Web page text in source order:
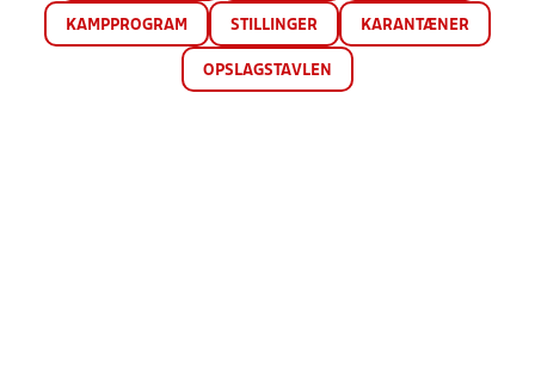
KAMPPROGRAM STILLINGER KARANTÆNER
OPSLAGSTAVLEN